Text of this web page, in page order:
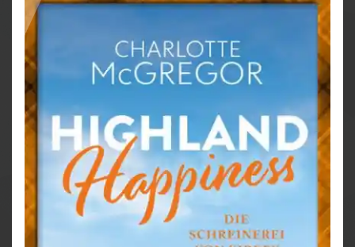
Besitzverhältnisse von Monroe Manor nachgehen
und findet heraus, dass Ainslee womöglich die wahre
Erbin ist – eine Erkenntnis, die im Dorf für allerlei
Schockreaktionen sorgt.
Manchmal braucht es ein Erdbeben, um die Dinge
geradezurücken …
♥♥♥ Kirkby ist wie Bullerbü für Erwachsene!♥♥♥
Kirkby auf einen Blick: